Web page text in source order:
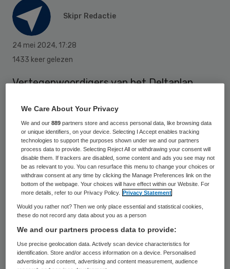
Skipr Redactie
24 mei 2024, 17:28
1433 keer gelezen
Vertegenwoordigers van het Deltaplan
Nederlandse Vereniging voor Cardiologie en
patiëntenorganisatie Harteraad, hebben
een urgentieverklaring Hartfalen
overhandigd aan minister Pia Dijkstra van
Volksgezondheid, Welzijn en Sport (VWS).
De partijen benadrukken hiermee de
noodzaak van actie om de enorme
verwachte toename aan hartfalenpatiënten
te keren en de hartfalenzorg en kwaliteit
We Care About Your Privacy
We and our889 partners store and access personal data, like browsing data
or unique identifiers, on your device. Selecting I Accept enables tracking
technologies to support the purposes shown under we and our partners
process data to provide. Selecting Reject All or withdrawing your consent will
disable them. If trackers are disabled, some content and ads you see may not
be as relevant to you. You can resurface this menu to change your choices or
withdraw consent at any time by clicking the Manage Preferences link on the
bottom of the webpage. Your choices will have effect within our Website. For
more details, refer to our Privacy Policy.
Privacy Statement
Would you rather not? Then we only place essential and statistical cookies,
these do not record any data about you as a person
We and our partners process data to provide:
Use precise geolocation data. Actively scan device characteristics for
identification. Store and/or access information on a device. Personalised
advertising and content, advertising and content measurement, audience